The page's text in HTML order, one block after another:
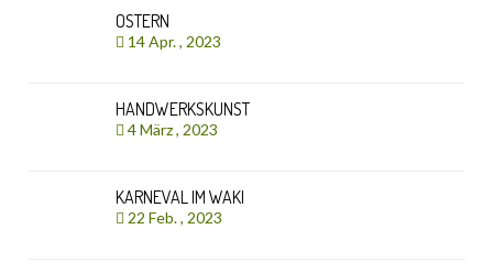
OSTERN
14 Apr. , 2023
HANDWERKSKUNST
4 März , 2023
KARNEVAL IM WAKI
22 Feb. , 2023